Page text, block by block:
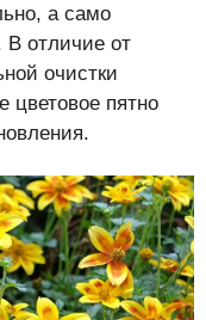
а само
В отличие от
очистки
цветовое пятно